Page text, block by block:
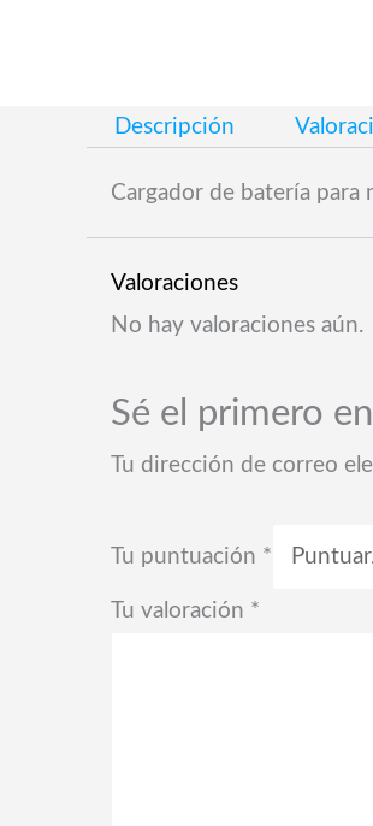
Descripción
Cargador de batería para
Valoraciones
No hay valoraciones aún.
Sé el primero
Tu dirección de correo
Tu puntuación *
Tu valoración *